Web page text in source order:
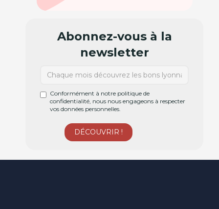
Abonnez-vous à la
newsletter
Conformément à notre politique de
confidentialité, nous nous engageons à respecter
vos données personnelles.